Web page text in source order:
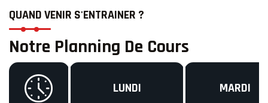
QUAND VENIR S'ENTRAINER ?
Notre Planning De Cours
LUNDI MARDI